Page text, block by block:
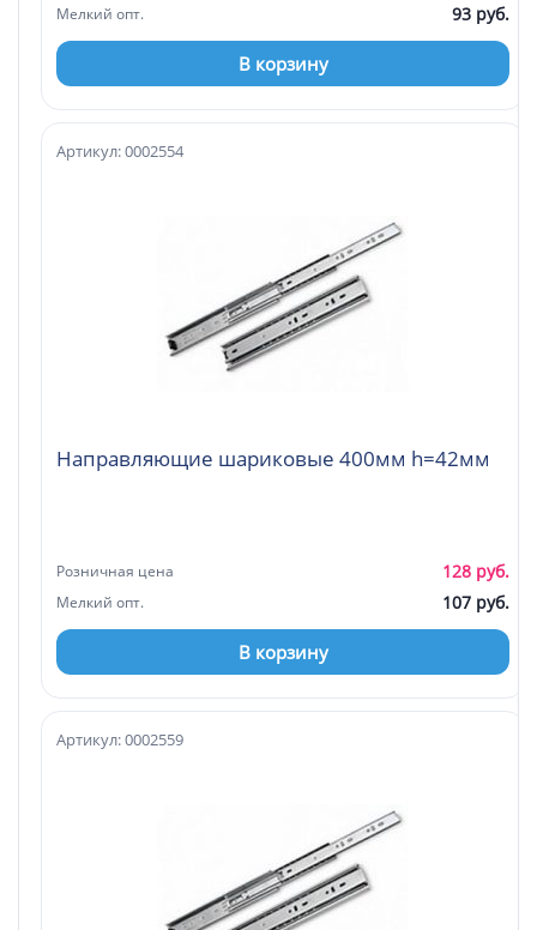
Мелкий опт. 93 руб.
В корзину
Направляющие шариковые 400мм h=42мм
Артикул: 0002554
Розничная цена 128 руб.
Мелкий опт. 107 руб.
В корзину
Артикул: 0002559